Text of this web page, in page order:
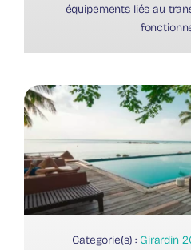
équipements liés au
Categorie(s) : Girardin